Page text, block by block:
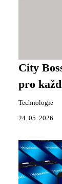
City
pro
Technologie
24. 05. 2026